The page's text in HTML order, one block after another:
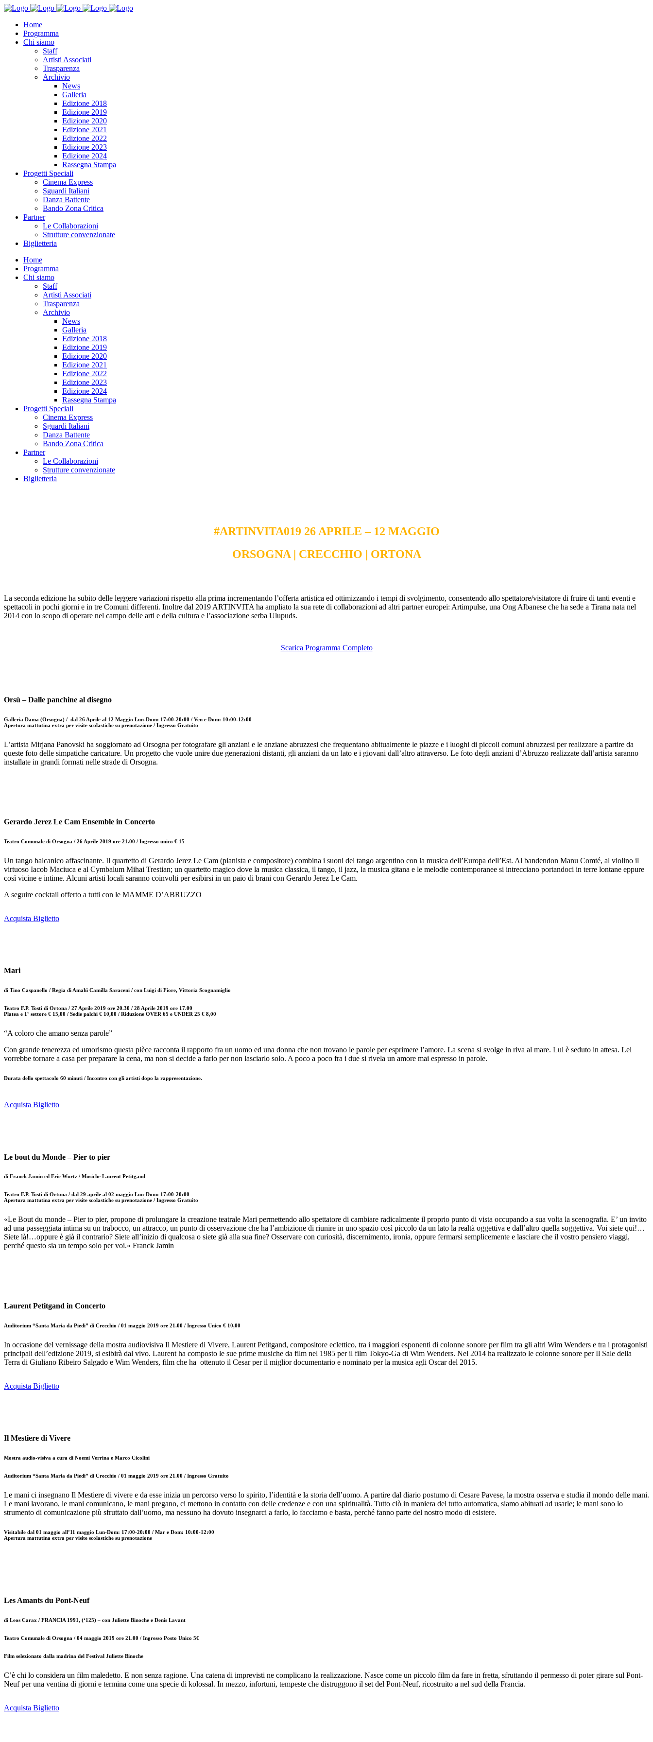
Home
Programma
Chi siamo
Staff
Artisti Associati
Trasparenza
Archivio
News
Galleria
Edizione 2018
Edizione 2019
Edizione 2020
Edizione 2021
Edizione 2022
Edizione 2023
Edizione 2024
Rassegna Stampa
Progetti Speciali
Cinema Express
Sguardi Italiani
Danza Battente
Bando Zona Critica
Partner
Le Collaborazioni
Strutture convenzionate
Biglietteria
Home
Programma
Chi siamo
Staff
Artisti Associati
Trasparenza
Archivio
News
Galleria
Edizione 2018
Edizione 2019
Edizione 2020
Edizione 2021
Edizione 2022
Edizione 2023
Edizione 2024
Rassegna Stampa
Progetti Speciali
Cinema Express
Sguardi Italiani
Danza Battente
Bando Zona Critica
Partner
Le Collaborazioni
Strutture convenzionate
Biglietteria
#ARTINVITA019 26 APRILE – 12 MAGGIO
ORSOGNA | CRECCHIO | ORTONA
La seconda edizione ha subito delle leggere variazioni rispetto alla prima incrementando l’offerta artistica ed ottimizzando i tempi di svolgimento, consentendo allo spettatore/visitatore di fruire di tanti eventi e
spettacoli in pochi giorni e in tre Comuni differenti. Inoltre dal 2019 ARTINVITA ha ampliato la sua rete di collaborazioni ad altri partner europei: Artimpulse, una Ong Albanese che ha sede a Tirana nata nel
2014 con lo scopo di operare nel campo delle arti e della cultura e l’associazione serba Ulupuds.
Scarica Programma Completo
Orsù – Dalle panchine al disegno
Galleria Dama (Orsogna) / dal 26 Aprile al 12 Maggio Lun-Dom: 17:00-20:00 / Ven e Dom: 10:00-12:00
Apertura mattutina extra per visite scolastiche su prenotazione / Ingresso Gratuito
L’artista Mirjana Panovski ha soggiornato ad Orsogna per fotografare gli anziani e le anziane abruzzesi che frequentano abitualmente le piazze e i luoghi di piccoli comuni abruzzesi per realizzare a partire da
queste foto delle simpatiche caricature. Un progetto che vuole unire due generazioni distanti, gli anziani da un lato e i giovani dall’altro attraverso. Le foto degli anziani d’Abruzzo realizzate dall’artista saranno
installate in grandi formati nelle strade di Orsogna.
Gerardo Jerez Le Cam Ensemble in Concerto
Teatro Comunale di Orsogna / 26 Aprile 2019 ore 21.00 / Ingresso unico € 15
Un tango balcanico affascinante. Il quartetto di Gerardo Jerez Le Cam (pianista e compositore) combina i suoni del tango argentino con la musica dell’Europa dell’Est. Al bandendon Manu Comté, al violino il
virtuoso Iacob Maciuca e al Cymbalum Mihai Trestian; un quartetto magico dove la musica classica, il tango, il jazz, la musica gitana e le melodie contemporanee si intrecciano portandoci in terre lontane eppure
così vicine e intime. Alcuni artisti locali saranno coinvolti per esibirsi in un paio di brani con Gerardo Jerez Le Cam.
A seguire cocktail offerto a tutti con le MAMME D’ABRUZZO
Acquista Biglietto
Mari
di Tino Caspanello / Regia di Amahì Camilla Saraceni / con Luigi di Fiore, Vittoria Scognamiglio
Teatro F.P. Tosti di Ortona / 27 Aprile 2019 ore 20.30 / 28 Aprile 2019 ore 17.00
Platea e 1° settore € 15,00 / Sedie palchi € 10,00 / Riduzione OVER 65 e UNDER 25 € 8,00
“A coloro che amano senza parole”
Con grande tenerezza ed umorismo questa pièce racconta il rapporto fra un uomo ed una donna che non trovano le parole per esprimere l’amore. La scena si svolge in riva al mare. Lui è seduto in attesa. Lei
vorrebbe tornare a casa per preparare la cena, ma non si decide a farlo per non lasciarlo solo. A poco a poco fra i due si rivela un amore mai espresso in parole.
Durata dello spettacolo 60 minuti / Incontro con gli artisti dopo la rappresentazione.
Acquista Biglietto
Le bout du Monde – Pier to pier
di Franck Jamin ed Eric Wurtz / Musiche Laurent Petitgand
Teatro F.P. Tosti di Ortona / dal 29 aprile al 02 maggio Lun-Dom: 17:00-20:00
Apertura mattutina extra per visite scolastiche su prenotazione / Ingresso Gratuito
«Le Bout du monde – Pier to pier, propone di prolungare la creazione teatrale Mari permettendo allo spettatore di cambiare radicalmente il proprio punto di vista occupando a sua volta la scenografia. E’ un invito
ad una passeggiata intima su un trabocco, un attracco, un punto di osservazione che ha l’ambizione di riunire in uno spazio così piccolo da un lato la realtà oggettiva e dall’altro quella soggettiva. Voi siete qui!…
Siete là!…oppure è già il contrario? Siete all’inizio di qualcosa o siete già alla sua fine? Osservare con curiosità, discernimento, ironia, oppure fermarsi semplicemente e lasciare che il vostro pensiero viaggi,
perché questo sia un tempo solo per voi.» Franck Jamin
Laurent Petitgand in Concerto
Auditorium “Santa Maria da Piedi” di Crecchio / 01 maggio 2019 ore 21.00 / Ingresso Unico € 10,00
In occasione del vernissage della mostra audiovisiva Il Mestiere di Vivere, Laurent Petitgand, compositore eclettico, tra i maggiori esponenti di colonne sonore per film tra gli altri Wim Wenders e tra i protagonisti
principali dell’edizione 2019, si esibirà dal vivo. Laurent ha composto le sue prime musiche da film nel 1985 per il film Tokyo-Ga di Wim Wenders. Nel 2014 ha realizzato le colonne sonore per Il Sale della
Terra di Giuliano Ribeiro Salgado e Wim Wenders, film che ha ottenuto il Cesar per il miglior documentario e nominato per la musica agli Oscar del 2015.
Acquista Biglietto
Il Mestiere di Vivere
Mostra audio-visiva a cura di Noemi Verrina e Marco Cicolini
Auditorium “Santa Maria da Piedi” di Crecchio / 01 maggio 2019 ore 21.00 / Ingresso Gratuito
Le mani ci insegnano Il Mestiere di vivere e da esse inizia un percorso verso lo spirito, l’identità e la storia dell’uomo. A partire dal diario postumo di Cesare Pavese, la mostra osserva e studia il mondo delle mani.
Le mani lavorano, le mani comunicano, le mani pregano, ci mettono in contatto con delle credenze e con una spiritualità. Tutto ciò in maniera del tutto automatica, siamo abituati ad usarle; le mani sono lo
strumento di comunicazione più sfruttato dall’uomo, ma nessuno ha dovuto insegnarci a farlo, lo facciamo e basta, perché fanno parte del nostro modo di esistere.
Visitabile dal 01 maggio all’11 maggio Lun-Dom: 17:00-20:00 / Mar e Dom: 10:00-12:00
Apertura mattutina extra per visite scolastiche su prenotazione
Les Amants du Pont-Neuf
di Leos Carax / FRANCIA 1991, (‘125) – con Juliette Binoche e Denis Lavant
Teatro Comunale di Orsogna / 04 maggio 2019 ore 21.00 / Ingresso Posto Unico 5€
Film selezionato dalla madrina del Festival Juliette Binoche
C’è chi lo considera un film maledetto. E non senza ragione. Una catena di imprevisti ne complicano la realizzazione. Nasce come un piccolo film da fare in fretta, sfruttando il permesso di poter girare sul Pont-
Neuf per una ventina di giorni e termina come una specie di kolossal. In mezzo, infortuni, tempeste che distruggono il set del Pont-Neuf, ricostruito a nel sud della Francia.
Acquista Biglietto